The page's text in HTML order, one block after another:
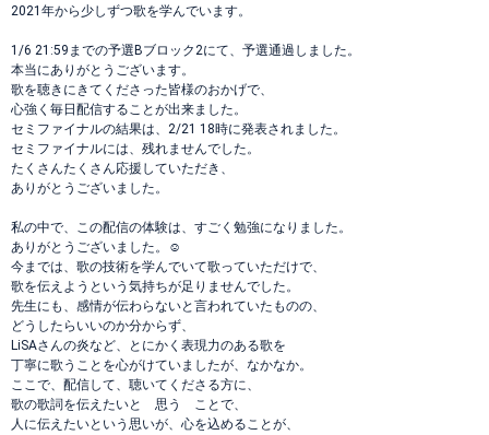
2021年から少しずつ歌を学んでいます。
1/6 21:59までの予選Bブロック2にて、予選通過しました。
本当にありがとうございます。
歌を聴きにきてくださった皆様のおかげで、
心強く毎日配信することが出来ました。
セミファイナルの結果は、2/21 18時に発表されました。
セミファイナルには、残れませんでした。
たくさんたくさん応援していただき、
ありがとうございました。
私の中で、この配信の体験は、すごく勉強になりました。
ありがとうございました。☺️
今までは、歌の技術を学んでいて歌っていただけで、
歌を伝えようという気持ちが足りませんでした。
先生にも、感情が伝わらないと言われていたものの、
どうしたらいいのか分からず、
LiSAさんの炎など、とにかく表現力のある歌を
丁寧に歌うことを心がけていましたが、なかなか。
ここで、配信して、聴いてくださる方に、
歌の歌詞を伝えたいと 思う ことで、
人に伝えたいという思いが、心を込めることが、